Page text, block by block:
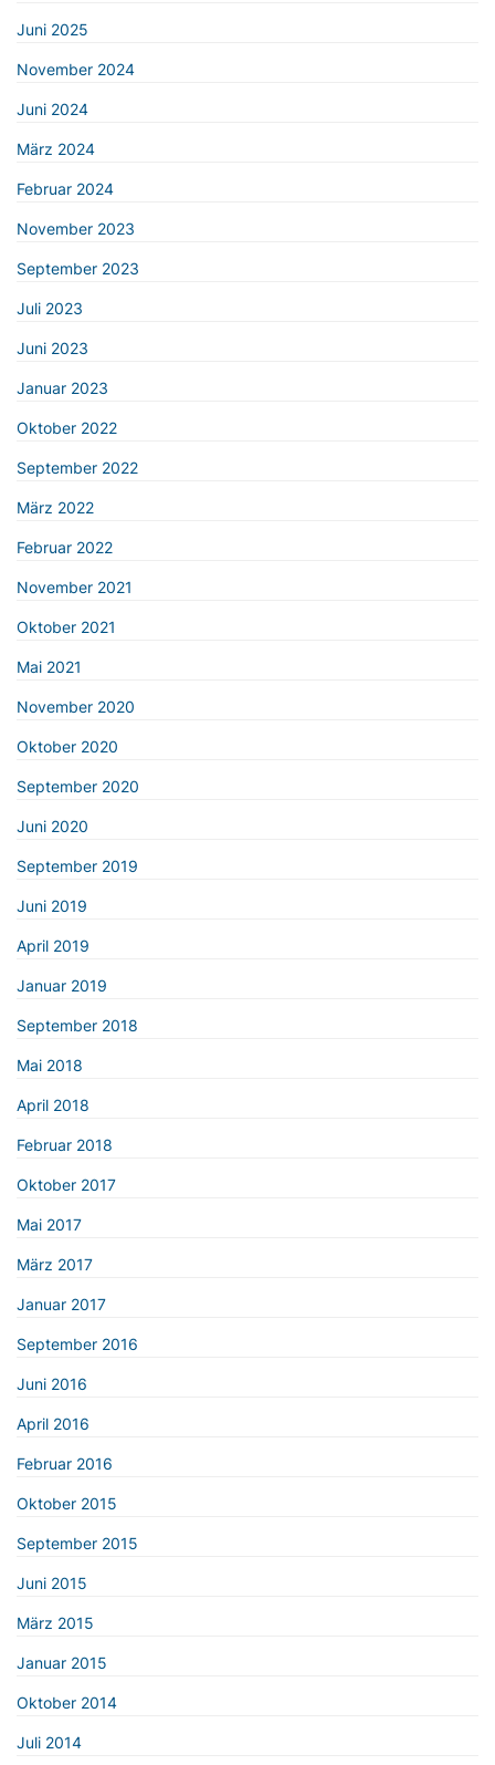
Juni 2025
November 2024
Juni 2024
März 2024
Februar 2024
November 2023
September 2023
Juli 2023
Juni 2023
Januar 2023
Oktober 2022
September 2022
März 2022
Februar 2022
November 2021
Oktober 2021
Mai 2021
November 2020
Oktober 2020
September 2020
Juni 2020
September 2019
Juni 2019
April 2019
Januar 2019
September 2018
Mai 2018
April 2018
Februar 2018
Oktober 2017
Mai 2017
März 2017
Januar 2017
September 2016
Juni 2016
April 2016
Februar 2016
Oktober 2015
September 2015
Juni 2015
März 2015
Januar 2015
Oktober 2014
Juli 2014